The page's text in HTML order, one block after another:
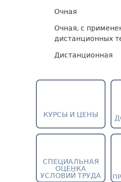
Очная
Очная, с
дистанционных
Дистанционная
КУРСЫ И ЦЕНЫ
СПЕЦИАЛЬНАЯ
ОЦЕНКА
УСЛОВИЙ ТРУДА